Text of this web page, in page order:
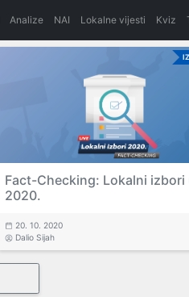
Analize NAI Lokalne vijesti Kviz
Fact-Checking: Lokalni izbori
2020.
20. 10. 2020
Dalio Sijah